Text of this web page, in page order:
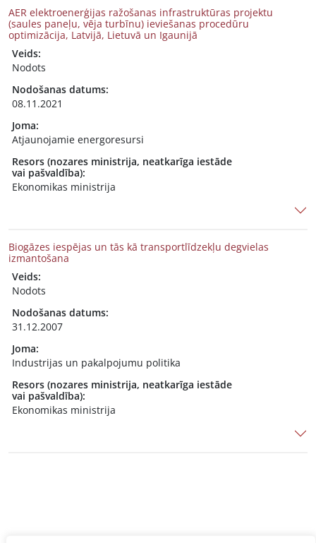
AER elektroenerģijas ražošanas infrastruktūras projektu
(saules paneļu, vēja turbīnu) ieviešanas procedūru
optimizācija, Latvijā, Lietuvā un Igaunijā
Veids:
Nodots
Nodošanas datums:
08.11.2021
Joma:
Atjaunojamie energoresursi
Resors (nozares ministrija, neatkarīga iestāde
vai pašvaldība):
Ekonomikas ministrija
Biogāzes iespējas un tās kā transportlīdzekļu degvielas
izmantošana
Veids:
Nodots
Nodošanas datums:
31.12.2007
Joma:
Industrijas un pakalpojumu politika
Resors (nozares ministrija, neatkarīga iestāde
vai pašvaldība):
Ekonomikas ministrija